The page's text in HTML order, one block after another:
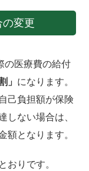
変更
の医療費の給付
」 になります。
己負担額が保険
しない場合は、
額となります。
りです。